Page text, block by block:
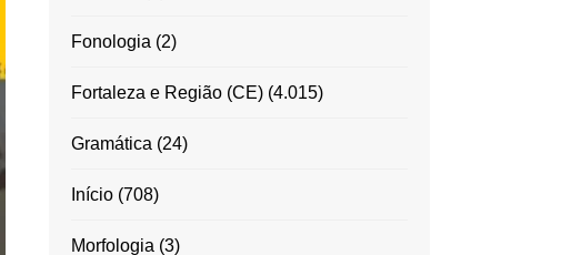
Fonologia (2)
Fortaleza e Região (CE)(4.015)
Gramática (24)
Início(708)
Morfologia (3)